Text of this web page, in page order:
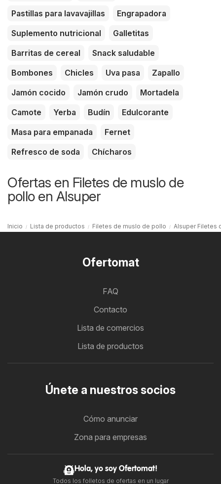
Pastillas para lavavajillas
Engrapadora
Suplemento nutricional
Galletitas
Barritas de cereal
Snack saludable
Bombones
Chicles Uva pasa
Zapallo
Jamón cocido
Jamón crudo
Mortadela
Camote
Yerba Budín
Edulcorante
Masa para empanada
Fernet
Refresco de soda
Chícharos
Ofertas en Filetes de muslo de
pollo en Alsuper
Inicio Lista de productos Filetes de muslo de pollo Alsuper Filetes
Ofertomat
FAQ
Contacto
Lista de comercios
Lista de productos
Únete a nuestros socios
Cómo anunciar
Zona para empresas
Hola, yo soy Ofertomat!
Todos los folletos de ofertas en un lugar